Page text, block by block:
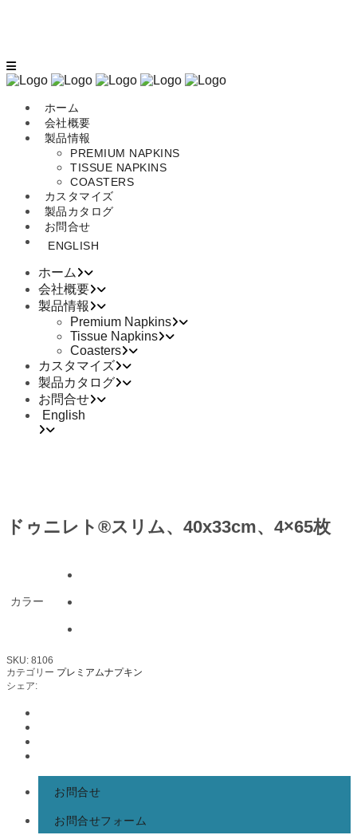
ホーム
会社概要
製品情報
PREMIUM NAPKINS
TISSUE NAPKINS
COASTERS
カスタマイズ
製品カタログ
お問合せ
ENGLISH
ホーム
会社概要
製品情報
Premium Napkins
Tissue Napkins
Coasters
カスタマイズ
製品カタログ
お問合せ
English
ドゥニレト®スリム、40x33cm、4×65枚
カラー
SKU: 8106
カテゴリー プレミアムナプキン
シェア:
お問合せ
お問合せフォーム